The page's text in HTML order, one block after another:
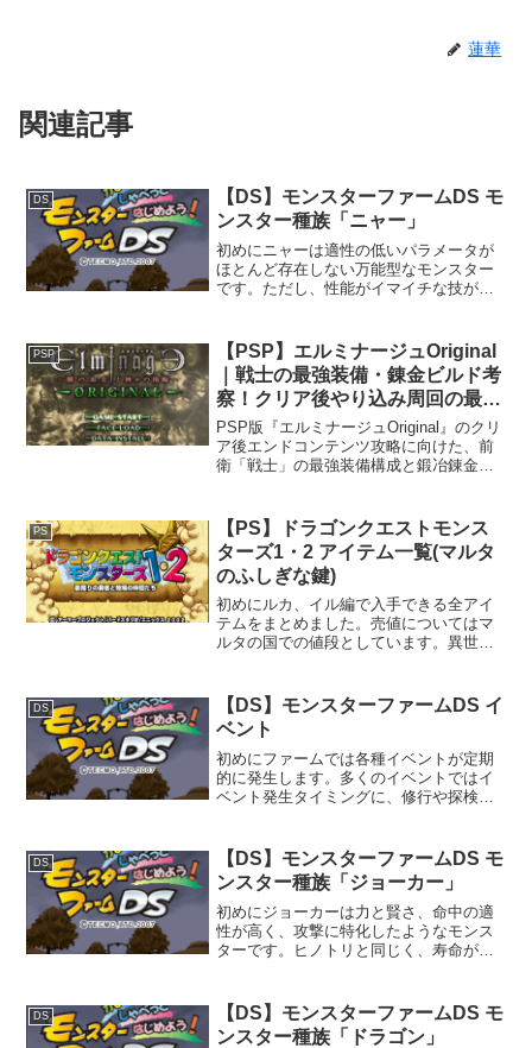
蓮華
関連記事
DS
【DS】モンスターファームDS モ
ンスター種族「ニャー」
初めにニャーは適性の低いパラメータが
ほとんど存在しない万能型なモンスター
です。ただし、性能がイマイチな技がほ
ター種族「ニャー」再生条件ブリーダー
ランクC以上で、アイテム...
PSP
【PSP】エルミナージュOriginal
｜戦士の最強装備・錬金ビルド考
察！クリア後やり込み周回の最適
解
PSP版『エルミナージュOriginal』のクリ
ア後エンドコンテンツ攻略に向けた、前
衛「戦士」の最強装備構成と鍛冶錬金ビ
流、クルセイドアーマー、イノセントマ
ントによる周回効率重視の決定版。
PS
【PS】ドラゴンクエストモンス
ターズ1・2 アイテム一覧(マルタ
のふしぎな鍵)
初めにルカ、イル編で入手できる全アイ
テムをまとめました。売値についてはマ
ルタの国での値段としています。異世界
売ることをお勧めします。アイテム一覧
消費アイテ...
DS
【DS】モンスターファームDS イ
ベント
初めにファームでは各種イベントが定期
的に発生します。多くのイベントではイ
ベント発生タイミングに、修行や探検な
ント行商1000年12月1週以降の3、6、9、
12月の第1週...
DS
【DS】モンスターファームDS モ
ンスター種族「ジョーカー」
初めにジョーカーは力と賢さ、命中の適
性が高く、攻撃に特化したようなモンス
ターです。ヒノトリと同じく、寿命が極
短いです。モンスター種族「ジョーカ
ー」再生条件ムルムージョ...
DS
【DS】モンスターファームDS モ
ンスター種族「ドラゴン」